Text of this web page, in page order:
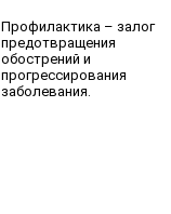
Профилактика – залог
предотвращения
обострений и
прогрессирования
заболевания.